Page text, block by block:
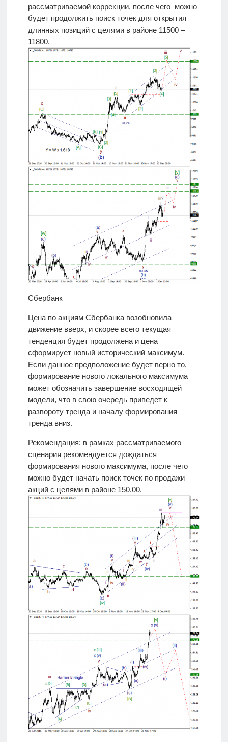
рассматриваемой коррекции, после чего можно
будет продолжить поиск точек для открытия
длинных позиций с целями в районе 11500 –
11800.
Сбербанк
Цена по акциям Сбербанка возобновила
движение вверх, и скорее всего текущая
тенденция будет продолжена и цена
сформирует новый исторический максимум.
Если данное предположение будет верно то,
формирование нового локального максимума
может обозначить завершение восходящей
модели, что в свою очередь приведет к
развороту тренда и началу формирования
тренда вниз.
Рекомендация: в рамках рассматриваемого
сценария рекомендуется дождаться
формирования нового максимума, после чего
можно будет начать поиск точек по продажи
акций с целями в районе 150,00.